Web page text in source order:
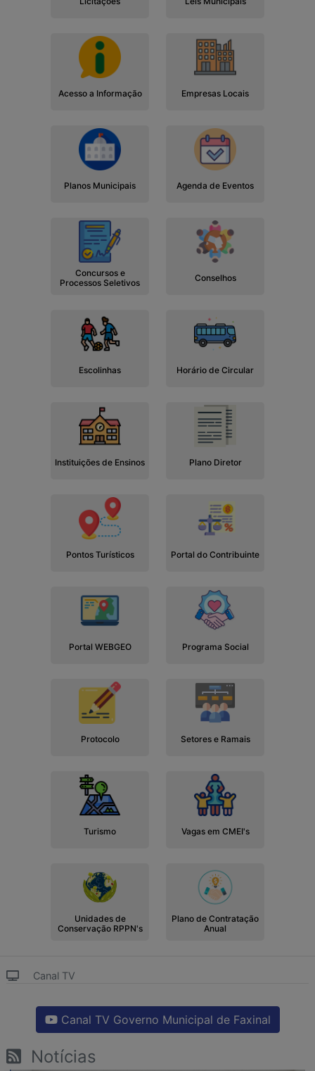
Acesso a Informação Empresas Locais
Planos Municipais Agenda de Eventos
Concursos e
Processos Seletivos
Conselhos
Escolinhas Horário de Circular
Instituições de Ensinos Plano Diretor
Pontos Turísticos Portal do Contribuinte
Portal WEBGEO Programa Social
Protocolo Setores e Ramais
Turismo Vagas em CMEI's
Unidades de
Conservação RPPN's
Plano de Contratação
Anual
Canal TV
Canal TV Governo Municipal de Faxinal
Notícias